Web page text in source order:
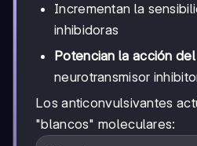
Incrementan la
inhibidoras
Potencian la acción
neurotransmisor
Los anticonvulsivantes
"blancos" moleculares: